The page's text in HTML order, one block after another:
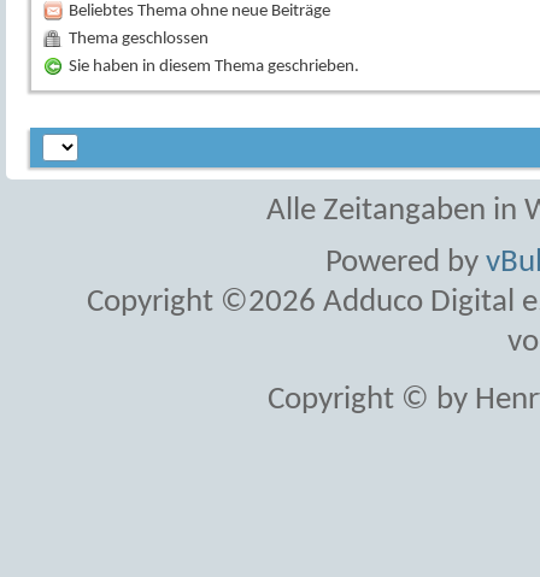
Beliebtes Thema ohne neue Beiträge
Thema geschlossen
Sie haben in diesem Thema geschrieben.
Alle Zeitangaben in
Powered by
Copyright ©2026 Adduco Digital
Copyright © by